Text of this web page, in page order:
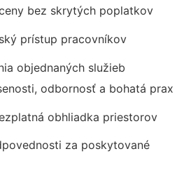
bez skrytých poplatkov
prístup pracovníkov
objednaných služieb
odbornosť a bohatá prax
obhliadka priestorov
za poskytované